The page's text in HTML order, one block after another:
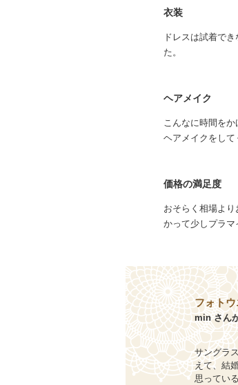
衣装
ドレスは試着で
た。
ヘアメイク
こんなに時間を
ヘアメイクをして
価格の満足度
おそらく相場よ
かって少しプラマ
フォト
min さん
サングラ
えて、結
思ってい